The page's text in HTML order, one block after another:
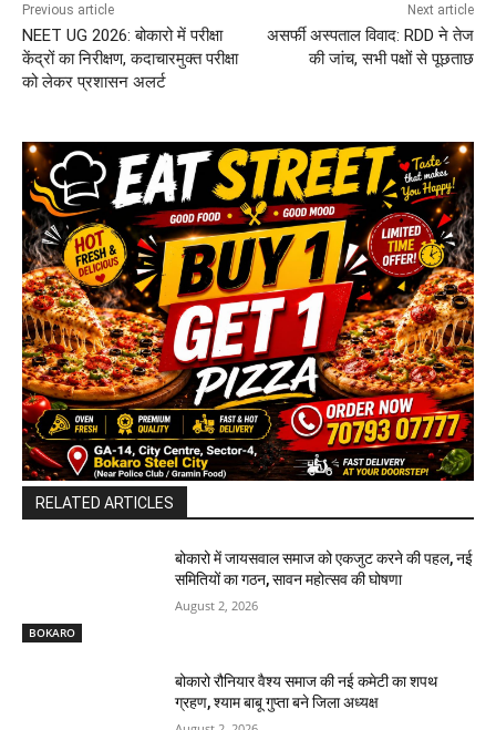
Previous article
NEET UG 2026: बोकारो में परीक्षा
केंद्रों का निरीक्षण, कदाचारमुक्त परीक्षा
को लेकर प्रशासन अलर्ट
Next article
असर्फी अस्पताल विवाद: RDD ने तेज
की जांच, सभी पक्षों से पूछताछ
RELATED ARTICLES
BOKARO
बोकारो में जायसवाल समाज को एकजुट करने की पहल, नई
समितियों का गठन, सावन महोत्सव की घोषणा
August 2, 2026
बोकारो रौनियार वैश्य समाज की नई कमेटी का शपथ
ग्रहण, श्याम बाबू गुप्ता बने जिला अध्यक्ष